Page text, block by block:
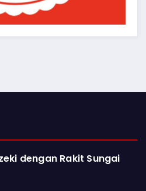
dengan Rakit Sungai